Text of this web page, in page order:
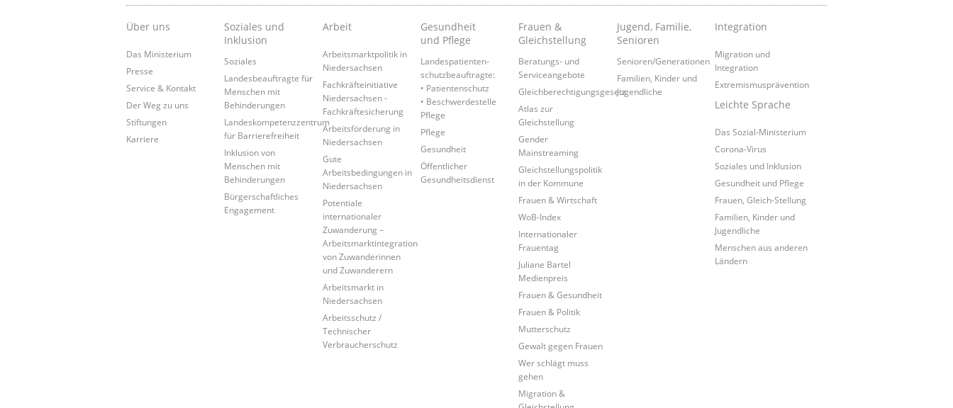
Über uns
Das Ministerium
Presse
Service & Kontakt
Der Weg zu uns
Stiftungen
Karriere
Soziales und
Inklusion
Soziales
Landesbeauftragte für
Menschen mit
Behinderungen
Landeskompetenzzentrum
für Barrierefreiheit
Inklusion von
Menschen mit
Behinderungen
Bürgerschaftliches
Engagement
Arbeit
Arbeitsmarktpolitik in
Niedersachsen
Fachkräfteinitiative
Niedersachsen -
Fachkräftesicherung
Arbeitsförderung in
Niedersachsen
Gute
Arbeitsbedingungen in
Niedersachsen
Potentiale
internationaler
Zuwanderung –
Arbeitsmarktintegration
von Zuwanderinnen
und Zuwanderern
Arbeitsmarkt in
Niedersachsen
Arbeitsschutz /
Technischer
Verbraucherschutz
Gesundheit
und Pflege
Landespatienten­
schutzbeauftragte:
• Patientenschutz
• Beschwerdestelle
Pflege
Pflege
Gesundheit
Öffentlicher
Gesundheitsdienst
Frauen &
Gleichstellung
Beratungs- und
Serviceangebote
Gleichberechtigungsgesetz
Atlas zur
Gleichstellung
Gender
Mainstreaming
Gleichstellungspolitik
in der Kommune
Frauen & Wirtschaft
WoB-Index
Internationaler
Frauentag
Juliane Bartel
Medienpreis
Frauen & Gesundheit
Frauen & Politik
Mutterschutz
Gewalt gegen Frauen
Wer schlägt muss
gehen
Migration &
Jugend, Familie,
Senioren
Senioren/Generationen
Familien, Kinder und
Jugendliche
Integration
Migration und
Integration
Extremismusprävention
Leichte Sprache
Das Sozial-Ministerium
Corona-Virus
Soziales und Inklusion
Gesundheit und Pflege
Frauen, Gleich-Stellung
Familien, Kinder und
Jugendliche
Menschen aus anderen
Ländern